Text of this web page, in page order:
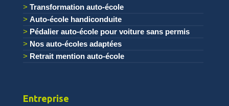
Transformation auto-école
Auto-école handiconduite
Pédalier auto-école pour voiture sans permis
Nos auto-écoles adaptées
Retrait mention auto-école
Entreprise